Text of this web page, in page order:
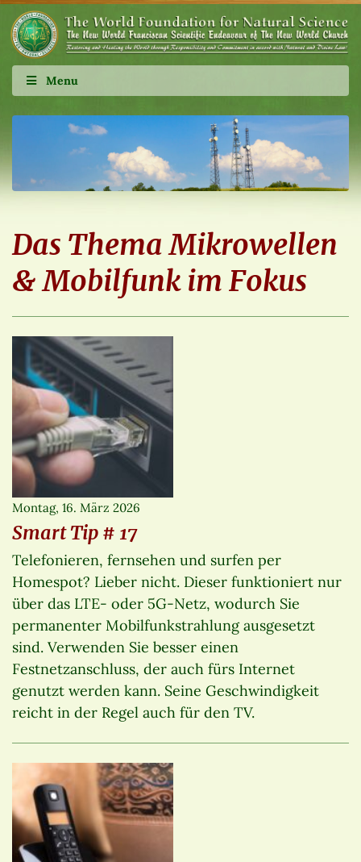
Menu
Das Thema Mikrowellen
& Mobilfunk im Fokus
Montag, 16. März 2026
Smart Tip # 17
Telefonieren, fernsehen und surfen per
Homespot? Lieber nicht. Dieser funktioniert nur
über das LTE- oder 5G-Netz, wodurch Sie
permanenter Mobilfunkstrahlung ausgesetzt
sind. Verwenden Sie besser einen
Festnetzanschluss, der auch fürs Internet
genutzt werden kann. Seine Geschwindigkeit
reicht in der Regel auch für den TV.